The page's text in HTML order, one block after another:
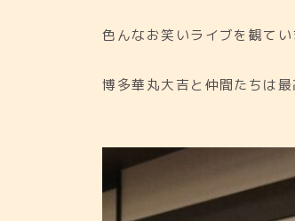
色んなお笑いライブを観てい
博多華丸大吉と仲間たちは最